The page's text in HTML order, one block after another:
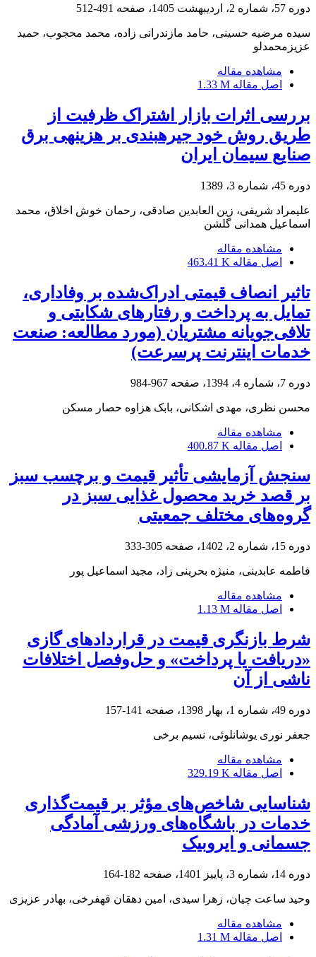
دوره 57، شماره 2، اردیبهشت 1405، صفحه 491-512
سیده مرضیه حسینی، حامد مازندرانی زاده، محمد محجوب، حمید
عزیزمحمدلو
مشاهده مقاله
اصل مقاله 1.33 M
بررسی اثرات بازار اشتراک ظرفیت از
طریق روش خود جیره‎بندی بر هزینه‎ی برق
صنایع سیمان ایران
دوره 45، شماره 3، 1389
علیمراد شریفی، زین العابدین صادقی، رحمان خوش اخلاق، محمد
اسماعیل همدانی گلشن
مشاهده مقاله
اصل مقاله 463.41 K
تاثیر انصاف قیمتی ادراک‌شده بر وفاداری،
تمایل به پرداخت و رفتارهای شکایتی و
تلافی‌جویانه مشتریان (مورد مطالعه: صنعت
خدمات اینترنت پرسرعت)
دوره 7، شماره 4، 1394، صفحه 967-984
محسن نظری، مهدی اشکانی، بابک هزاوه حصار مسکن
مشاهده مقاله
اصل مقاله 400.87 K
سنجش آزمایشی تأثیر قیمت و برچسب سبز
بر قصد خرید محصول غذایی سبز در
گروه‌های مختلف جمعیتی
دوره 15، شماره 2، 1402، صفحه 305-333
فاطمه عابدینی، منیژه بحرینی زاد، مجید اسماعیل پور
مشاهده مقاله
اصل مقاله 1.13 M
شرط بازنگری قیمت در قراردادهای گازی
«دریافت یا پرداخت» و حل‌وفصل اختلافات
ناشی از آن
دوره 49، شماره 1، بهار 1398، صفحه 141-157
جعفر نوری یوشانلوئی، نسیم برخی
مشاهده مقاله
اصل مقاله 329.19 K
شناسایی شاخص‌های مؤثر بر قیمت‌گذاری
خدمات در باشگاه‌های ورزشی آمادگی
جسمانی و ایروبیک
دوره 14، شماره 3، پاییز 1401، صفحه 182-164
وحید ساعت چیان، زهرا سیدی، امین دهقان قهفرخی، بهادر عزیزی
مشاهده مقاله
اصل مقاله 1.31 M